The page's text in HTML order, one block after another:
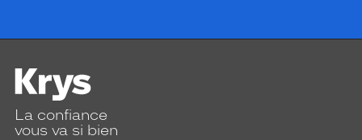
La confiance
vous va si bien